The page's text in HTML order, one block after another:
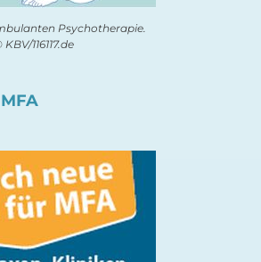
Psychotherapie.
116117.de